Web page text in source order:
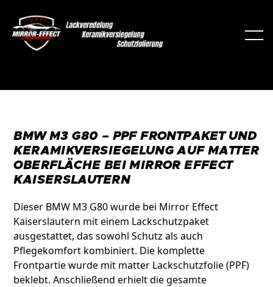
BMW M3 G80 – PPF FRONTPAKET UND
KERAMIKVERSIEGELUNG AUF MATTER
OBERFLÄCHE BEI MIRROR EFFECT
KAISERSLAUTERN
Dieser BMW M3 G80 wurde bei Mirror Effect
Kaiserslautern mit einem Lackschutzpaket
ausgestattet, das sowohl Schutz als auch
Pflegekomfort kombiniert. Die komplette
Frontpartie wurde mit matter Lackschutzfolie (PPF)
beklebt. Anschließend erhielt die gesamte